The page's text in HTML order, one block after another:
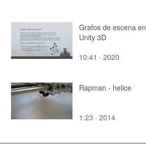
Grafos de escena en
Unity 3D
10:41 · 2020
Rapman - helice
1:23 · 2014